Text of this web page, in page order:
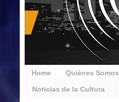
Home Quiénes Somos
Noticias de la Cultura